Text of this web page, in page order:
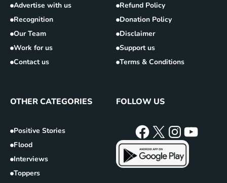
Advertise with us
Recognition
Our Team
Work for us
Contact us
Refund Policy
Donation Policy
Disclaimer
Support us
Terms & Conditions
OTHER CATEGORIES
Positive Stories
Flood
Interviews
Toppers
FOLLOW US